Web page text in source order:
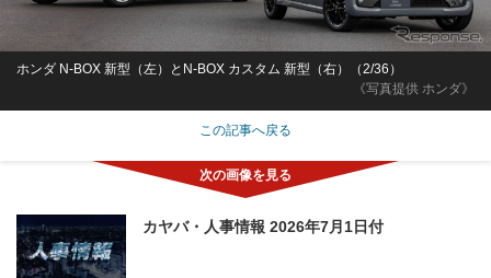
《写真提供 ホンダ》
ホンダ N-BOX 新型（左）とN-BOX カスタム 新型（右）（2/36）
この記事へ戻る
カヤバ・人事情報 2026年7月1日付